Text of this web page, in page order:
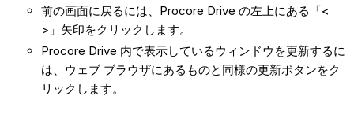
前の画面に戻るには、Procore Drive の左上にある「<
>」矢印をクリックします。
Procore Drive 内で表示しているウィンドウを更新するに
は、ウェブ ブラウザにあるものと同様の更新ボタンをク
リックします。